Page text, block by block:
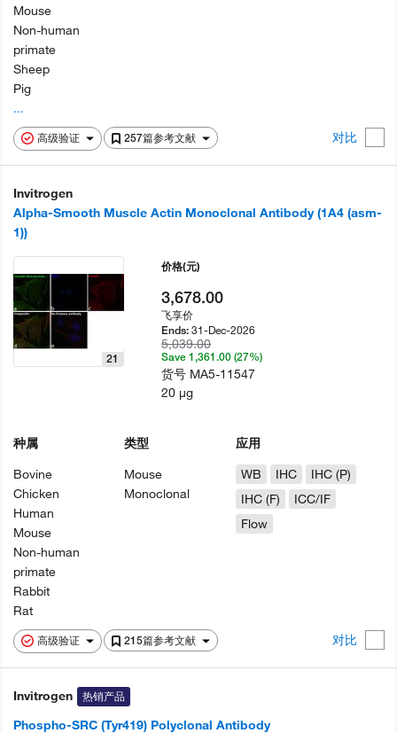
高级验证 257篇参考文献 对比
Mouse
Non-human
primate
Sheep
Pig
...
Invitrogen
Alpha-Smooth Muscle Actin Monoclonal Antibody (1A4 (asm-
1))
高级验证 215篇参考文献 对比
21
种属
Bovine
Chicken
Human
Mouse
Non-human
primate
Rabbit
Rat
类型
Mouse
Monoclonal
应用
WB
IHC
IHC (P)
IHC (F)
ICC/IF
Flow
价格(元)
3,678.00
飞享价
Ends:31-Dec-2026
5,039.00
Save 1,361.00 (27%)
货号 MA5-11547
20 µg
Invitrogen 热销产品
Phospho-SRC (Tyr419) Polyclonal Antibody